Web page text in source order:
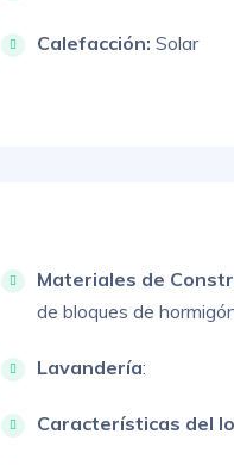
Calefacción: Solar
Materiales de
de bloques de hormigón
Lavandería:
Características del